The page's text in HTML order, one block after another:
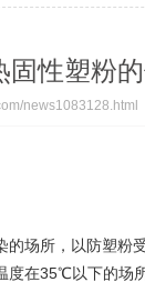
固性塑粉
news1083128.html
场所，以防塑粉受
度在35℃以下的场所